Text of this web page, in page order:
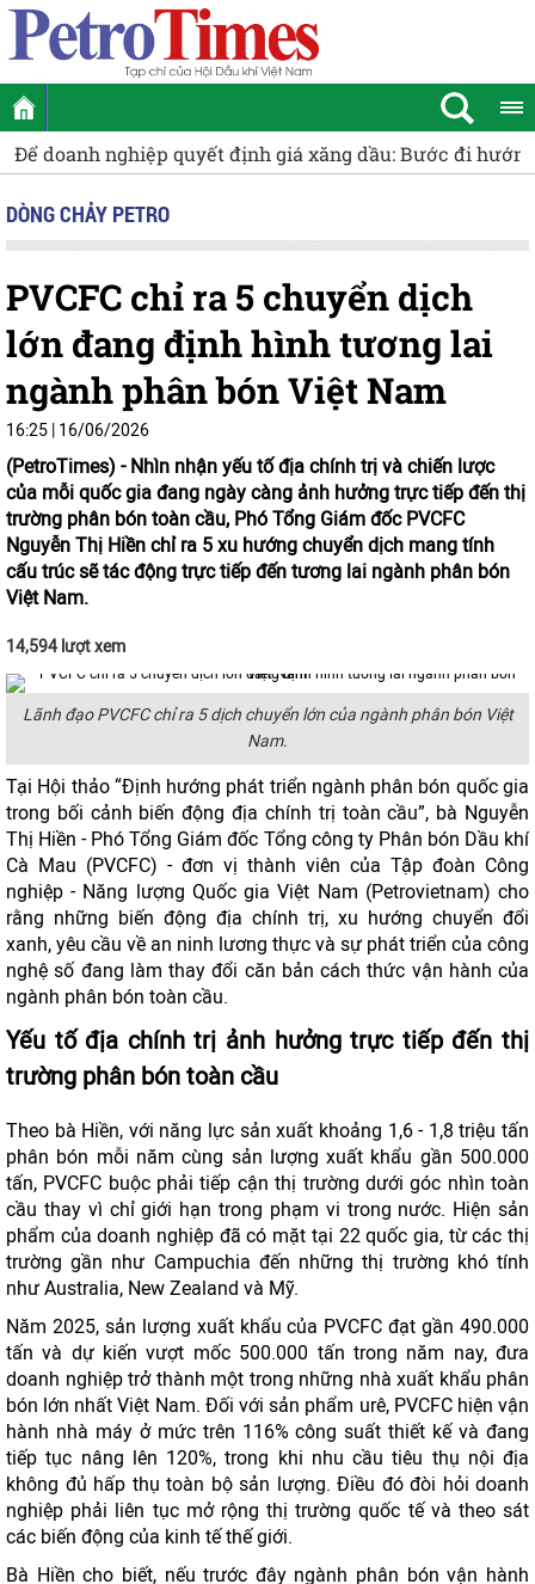
Để doanh nghiệp quyết định giá xăng dầu: Bước đi
DÒNG CHẢY PETRO
PVCFC chỉ ra 5 chuyển dịch
lớn đang định hình tương lai
ngành phân bón Việt Nam
16:25 | 16/06/2026
(PetroTimes) - Nhìn nhận yếu tố địa chính trị và chiến lược
của mỗi quốc gia đang ngày càng ảnh hưởng trực tiếp đến thị
trường phân bón toàn cầu, Phó Tổng Giám đốc PVCFC
Nguyễn Thị Hiền chỉ ra 5 xu hướng chuyển dịch mang tính
cấu trúc sẽ tác động trực tiếp đến tương lai ngành phân bón
Việt Nam.
14,594 lượt xem
Lãnh đạo PVCFC chỉ ra 5 dịch chuyển lớn của ngành phân bón Việt
Nam.
Tại Hội thảo “Định hướng phát triển ngành phân bón quốc gia
trong bối cảnh biến động địa chính trị toàn cầu”, bà Nguyễn
Thị Hiền - Phó Tổng Giám đốc Tổng công ty Phân bón Dầu khí
Cà Mau (PVCFC) - đơn vị thành viên của Tập đoàn Công
nghiệp - Năng lượng Quốc gia Việt Nam (Petrovietnam) cho
rằng những biến động địa chính trị, xu hướng chuyển đổi
xanh, yêu cầu về an ninh lương thực và sự phát triển của công
nghệ số đang làm thay đổi căn bản cách thức vận hành của
ngành phân bón toàn cầu.
Yếu tố địa chính trị ảnh hưởng trực tiếp đến thị
trường phân bón toàn cầu
Theo bà Hiền, với năng lực sản xuất khoảng 1,6 - 1,8 triệu tấn
phân bón mỗi năm cùng sản lượng xuất khẩu gần 500.000
tấn, PVCFC buộc phải tiếp cận thị trường dưới góc nhìn toàn
cầu thay vì chỉ giới hạn trong phạm vi trong nước. Hiện sản
phẩm của doanh nghiệp đã có mặt tại 22 quốc gia, từ các thị
trường gần như Campuchia đến những thị trường khó tính
như Australia, New Zealand và Mỹ.
Năm 2025, sản lượng xuất khẩu của PVCFC đạt gần 490.000
tấn và dự kiến vượt mốc 500.000 tấn trong năm nay, đưa
doanh nghiệp trở thành một trong những nhà xuất khẩu phân
bón lớn nhất Việt Nam. Đối với sản phẩm urê, PVCFC hiện vận
hành nhà máy ở mức trên 116% công suất thiết kế và đang
tiếp tục nâng lên 120%, trong khi nhu cầu tiêu thụ nội địa
không đủ hấp thụ toàn bộ sản lượng. Điều đó đòi hỏi doanh
nghiệp phải liên tục mở rộng thị trường quốc tế và theo sát
các biến động của kinh tế thế giới.
Bà Hiền cho biết, nếu trước đây ngành phân bón vận hành